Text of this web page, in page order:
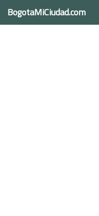
BogotaMiCiudad.com